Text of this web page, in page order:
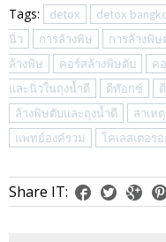
Tags: detox detox
นิ่ว
การล้างพิษ การล้างพิษ
ล้างพิษ
คอร์สล้างพิษตับ ค
และนิ่วในถุงน้ำดี
ดีท๊อกซ์
ล้างพิษตับและถุงน้ำดี
สาเห
แพทย์องค์รวม
โคเลสเตอร
Share IT: